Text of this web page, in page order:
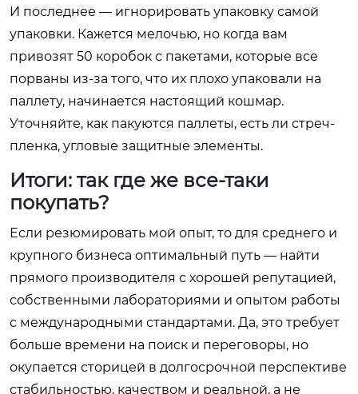
И последнее — игнорировать упаковку самой
упаковки. Кажется мелочью, но когда вам
привозят 50 коробок с пакетами, которые все
порваны из-за того, что их плохо упаковали на
паллету, начинается настоящий кошмар.
Уточняйте, как пакуются паллеты, есть ли стреч-
пленка, угловые защитные элементы.
Итоги: так где же все-таки
покупать?
Если резюмировать мой опыт, то для среднего и
крупного бизнеса оптимальный путь — найти
прямого производителя с хорошей репутацией,
собственными лабораториями и опытом работы
с международными стандартами. Да, это требует
больше времени на поиск и переговоры, но
окупается сторицей в долгосрочной перспективе
стабильностью, качеством и реальной, а не